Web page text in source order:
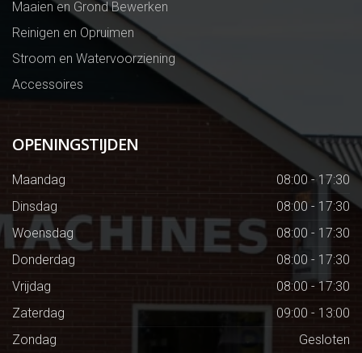
Maaien en Grond Bewerken
Reinigen en Opruimen
Stroom en Watervoorziening
Accessoires
OPENINGSTIJDEN
Maandag
08:00 - 17:30
Dinsdag
08:00 - 17:30
Woensdag
08:00 - 17:30
Donderdag
08:00 - 17:30
Vrijdag
08:00 - 17:30
Zaterdag
09:00 - 13:00
Zondag
Gesloten